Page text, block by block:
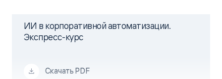
ИИ в корпоративной автоматизации.
Экспресс-курс
Скачать PDF